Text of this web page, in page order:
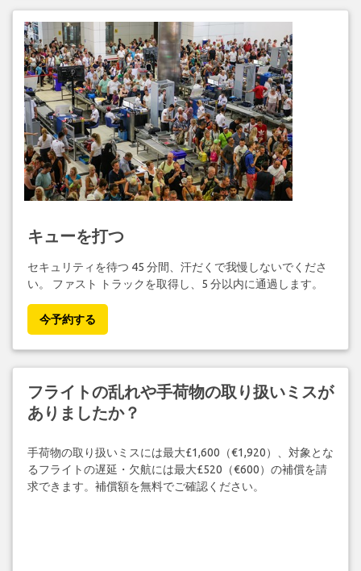
キューを打つ
セキュリティを待つ 45 分間、汗だくで我慢しないでくださ
い。 ファスト トラックを取得し、5 分以内に通過します。
今予約する
フライトの乱れや手荷物の取り扱いミスが
ありましたか？
手荷物の取り扱いミスには最大£1,600（€1,920）、対象とな
るフライトの遅延・欠航には最大£520（€600）の補償を請
求できます。補償額を無料でご確認ください。